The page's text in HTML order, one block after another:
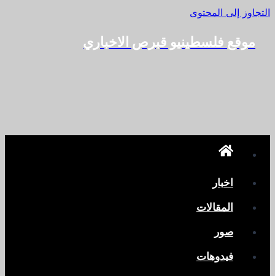
التجاوز إلى المحتوى
موقع فلسطينيو قبرص الاخباري
اخبار
المقالات
صور
فيدوهات